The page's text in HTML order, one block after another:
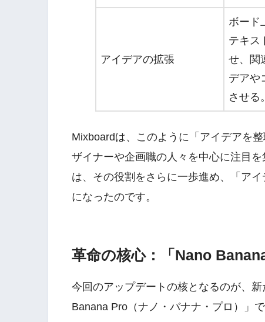
アイデアの拡張
ボード
テキス
せ、関
デアや
させる。
Mixboardは、このように「アイデアを
ザイナーや企画職の人々を中心に注目
は、その役割をさらに一歩進め、「ア
になったのです。
革命の核心：「Nano
今回のアップデートの核となるのが、
Banana Pro（ナノ・バナナ・プロ）」で